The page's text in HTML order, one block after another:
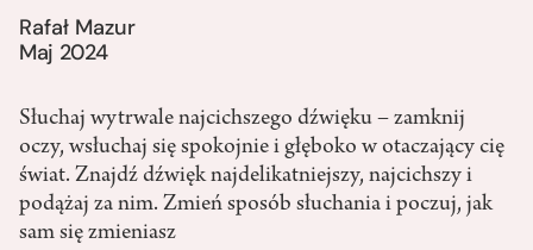
Rafał Mazur
Maj 2024
Słuchaj wytrwale najcichszego dźwięku – zamknij
oczy, wsłuchaj się spokojnie i głęboko w otaczający cię
świat. Znajdź dźwięk najdelikatniejszy, najcichszy i
podążaj za nim. Zmień sposób słuchania i poczuj, jak
sam się zmieniasz